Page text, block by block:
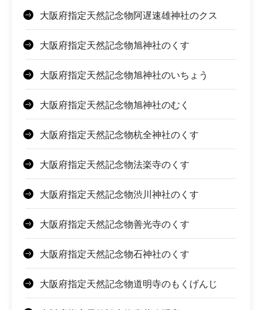
大阪府指定天然記念物阿遅速雄神社のクス
大阪府指定天然記念物旭神社のくす
大阪府指定天然記念物旭神社のいちょう
大阪府指定天然記念物旭神社のむく
大阪府指定天然記念物杭全神社のくす
大阪府指定天然記念物法楽寺のくす
大阪府指定天然記念物渋川神社のくす
大阪府指定天然記念物善光寺のくす
大阪府指定天然記念物石神社のくす
大阪府指定天然記念物道明寺のもくげんじ